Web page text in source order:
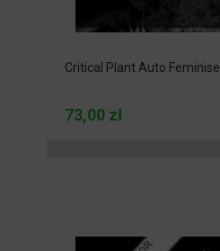
Critical Plant Auto Feminise
73,00 zł